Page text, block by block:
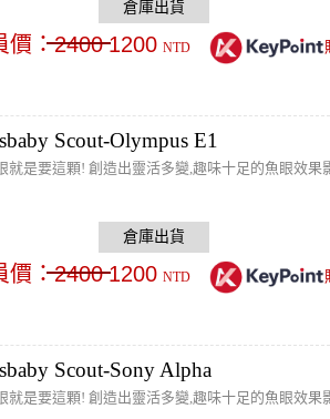
價：2400 1200 NTD
Scout-Olympus E1
就是要這顆! 創造出靈活多變,趣味十足的魚眼效果
價：2400 1200 NTD
Scout-Sony Alpha
就是要這顆! 創造出靈活多變,趣味十足的魚眼效果